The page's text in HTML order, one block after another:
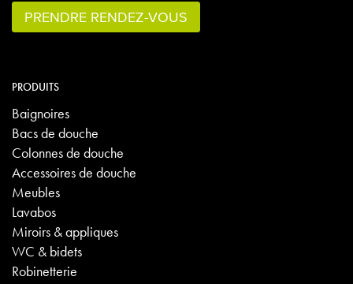
PRENDRE RENDEZ-VOUS
PRODUITS
Baignoires
Bacs de douche
Colonnes de douche
Accessoires de douche
Meubles
Lavabos
Miroirs & appliques
WC & bidets
Robinetterie